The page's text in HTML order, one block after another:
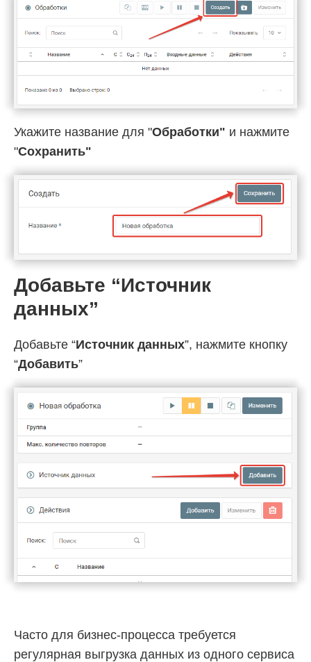
Укажите название для "Обработки" и нажмите
"Cохранить"
Добавьте “Источник
данных”
Добавьте “Источник данных”, нажмите кнопку
“Добавить”
Часто для бизнес-процесса требуется
регулярная выгрузка данных из одного сервиса